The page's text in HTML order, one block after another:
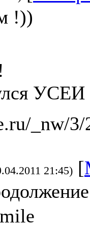
!))
_nw/3/
21:45) [